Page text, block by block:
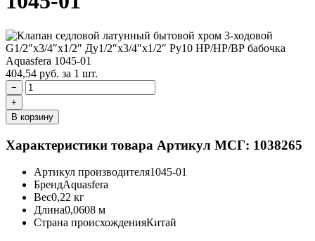
404,54 руб. за 1 шт.
−
+
В корзину
Характеристики товара Артикул МСГ: 1038265
Артикул производителя1045-01
БрендAquasfera
Вес0,22 кг
Длина0,0608 м
Страна происхожденияКитай